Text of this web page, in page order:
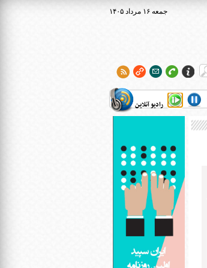
۱۴۰۵ جمعه ۱۶ مرداد
رادیو آنلاین